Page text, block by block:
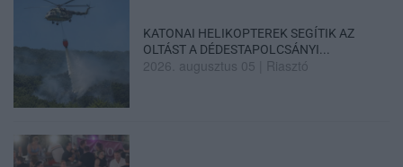
KATONAI HELIKOPTEREK SEGÍTIK AZ
OLTÁST A DÉDESTAPOLCSÁNYI...
2026. augusztus 05 Riasztó